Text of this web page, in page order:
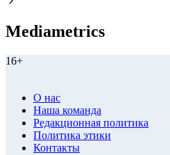
Mediametrics
16+
О нас
Наша команда
Редакционная политика
Политика этики
Контакты